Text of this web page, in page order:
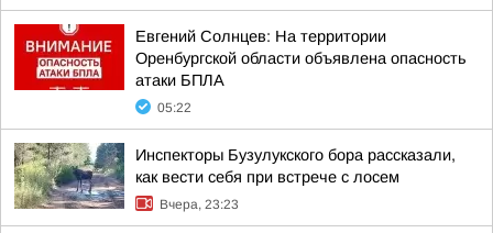
Евгений Солнцев: На территории
Оренбургской области объявлена опасность
атаки БПЛА
05:22
Инспекторы Бузулукского бора рассказали,
как вести себя при встрече с лосем
Вчера, 23:23